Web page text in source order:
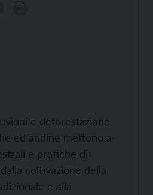
e deforestazione
ed andine mettono a
e pratiche di
coltivazione della
e alla